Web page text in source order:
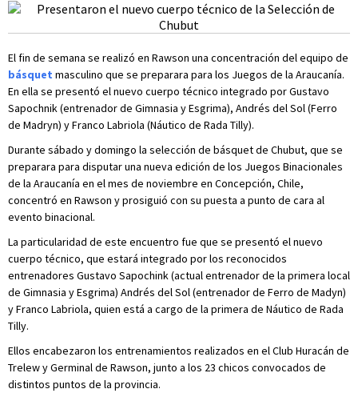
El fin de semana se realizó en Rawson una concentración del equipo de
básquet masculino que se preparara para los Juegos de la Araucanía.
En ella se presentó el nuevo cuerpo técnico integrado por Gustavo
Sapochnik (entrenador de Gimnasia y Esgrima), Andrés del Sol (Ferro
de Madryn) y Franco Labriola (Náutico de Rada Tilly).
Durante sábado y domingo la selección de básquet de Chubut, que se
preparara para disputar una nueva edición de los Juegos Binacionales
de la Araucanía en el mes de noviembre en Concepción, Chile,
concentró en Rawson y prosiguió con su puesta a punto de cara al
evento binacional.
La particularidad de este encuentro fue que se presentó el nuevo
cuerpo técnico, que estará integrado por los reconocidos
entrenadores Gustavo Sapochink (actual entrenador de la primera local
de Gimnasia y Esgrima) Andrés del Sol (entrenador de Ferro de Madyn)
y Franco Labriola, quien está a cargo de la primera de Náutico de Rada
Tilly.
Ellos encabezaron los entrenamientos realizados en el Club Huracán de
Trelew y Germinal de Rawson, junto a los 23 chicos convocados de
distintos puntos de la provincia.